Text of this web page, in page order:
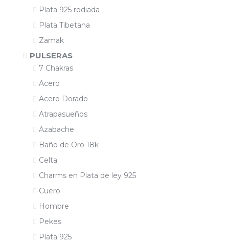
Plata 925 rodiada
Plata Tibetana
Zamak
PULSERAS
7 Chakras
Acero
Acero Dorado
Atrapasueños
Azabache
Baño de Oro 18k
Celta
Charms en Plata de ley 925
Cuero
Hombre
Pekes
Plata 925